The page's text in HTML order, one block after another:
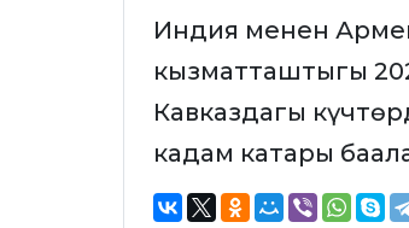
Индия менен
кызматташтыгы
Кавказдагы
кадам катары